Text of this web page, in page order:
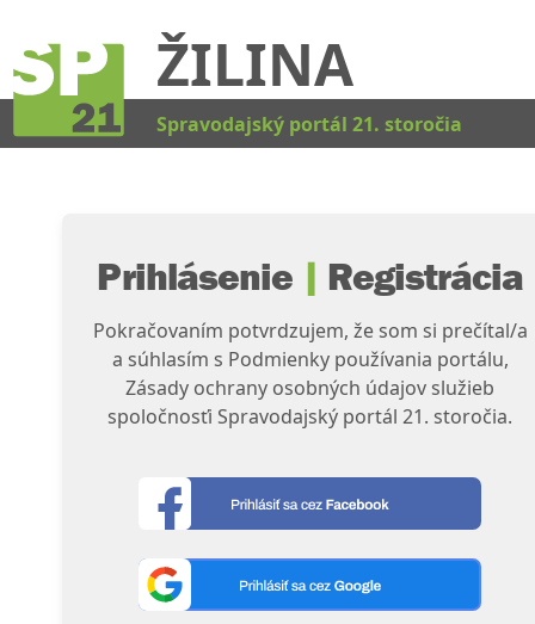
ŽILINA
Spravodajský portál 21. storočia
Prihlásenie | Registrácia
Pokračovaním potvrdzujem, že som si prečítal/a
a súhlasím s Podmienky používania portálu,
Zásady ochrany osobných údajov služieb
spoločnosťi Spravodajský portál 21. storočia.